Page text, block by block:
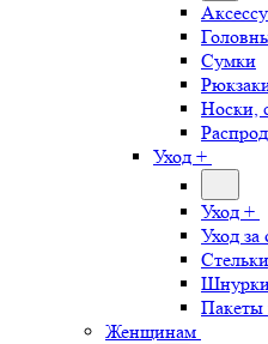
Сумки
Носки,
Уход +
Уход +
Уход
Пакеты
Женщинам